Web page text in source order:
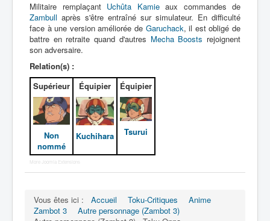
Militaire remplaçant Uchûta Kamieaux commandes de
Zambull après s'être entraîné sur simulateur. En difficulté
face à une version améliorée de Garuchack, il est obligé de
battre en retraite quand d'autres Mecha Boosts rejoignent
son adversaire.
Relation(s) :
Supérieur
Non
nommé
Équipier
Kuchihara
Équipier
Tsurui
More Joomla Extensions
Vous êtes ici : Accueil Toku-Critiques
Anime
Zambot 3
Autre personnage (Zambot 3)